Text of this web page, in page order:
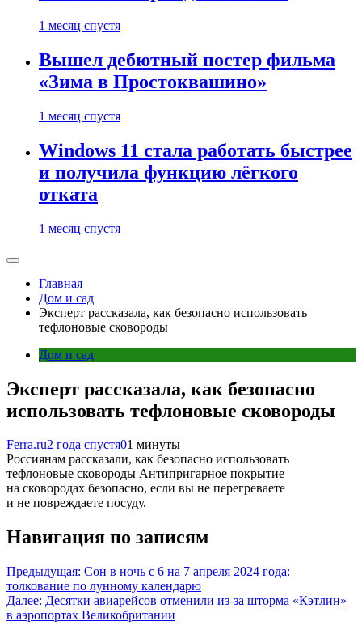
1 месяц спустя
Вышел дебютный постер фильма
«Зима в Простоквашино»
1 месяц спустя
Windows 11 стала работать быстрее
и получила функцию лёгкого
отката
1 месяц спустя
Главная
Дом и сад
Эксперт рассказала, как безопасно использовать
тефлоновые сковороды
Дом и сад
Эксперт рассказала, как безопасно
использовать тефлоновые сковороды
Ferra.ru2 года спустя01 минуты
Россиянам рассказали, как безопасно использовать
тефлоновые сковороды Антипригарное покрытие
на сковородах безопасно, если вы не перегреваете
и не повреждаете посуду.
Навигация по записям
Предыдущая: Сон в ночь с 6 на 7 апреля 2024 года:
толкование по лунному календарю
Далее: Десятки авиарейсов отменили из-за шторма «Кэтлин»
в аэропортах Великобритании